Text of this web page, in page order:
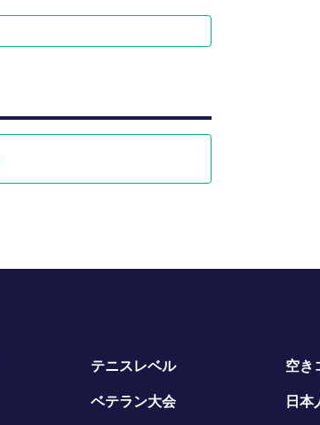
テニスレベル 空き
ベテラン大会 日本